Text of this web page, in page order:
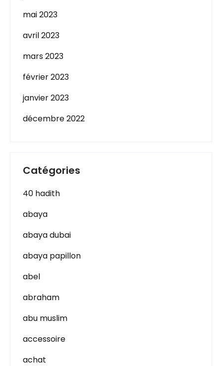
mai 2023
avril 2023
mars 2023
février 2023
janvier 2023
décembre 2022
Catégories
40 hadith
abaya
abaya dubai
abaya papillon
abel
abraham
abu muslim
accessoire
achat